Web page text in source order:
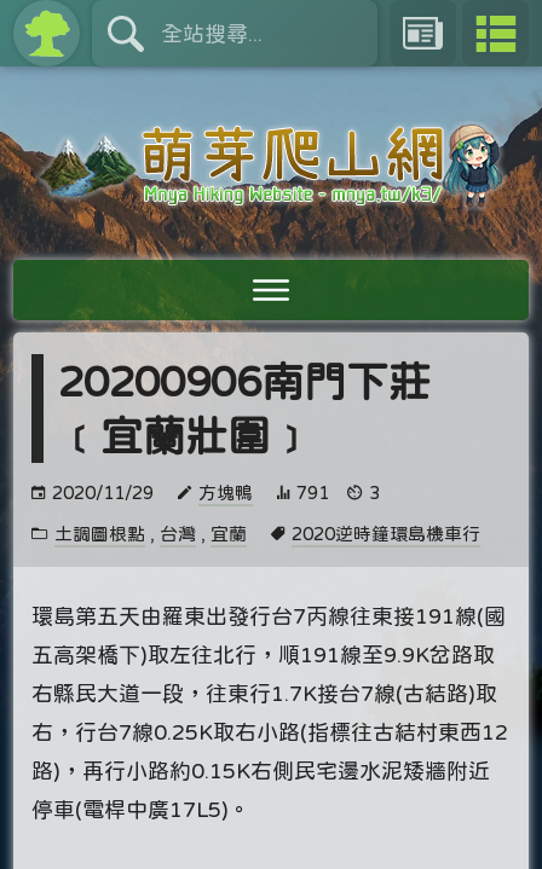
20200906南門下莊
﹝宜蘭壯圍﹞
2020/11/29 方塊鴨 791 3
土調圖根點 , 台灣 , 宜蘭 2020逆時鐘環島機車行
環島第五天由羅東出發行台7丙線往東接191線(國
五高架橋下)取左往北行，順191線至9.9K岔路取
右縣民大道一段，往東行1.7K接台7線(古結路)取
右，行台7線0.25K取右小路(指標往古結村東西12
路)，再行小路約0.15K右側民宅邊水泥矮牆附近
停車(電桿中廣17L5)。